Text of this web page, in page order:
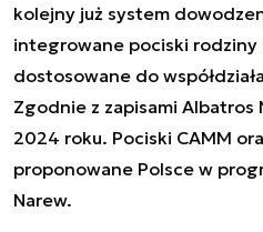
kolejny już system
integrowane pociski rodziny
dostosowane do
Zgodnie z zapisami Albatros
2024 roku. Pociski CAMM
proponowane Polsce w
Narew.